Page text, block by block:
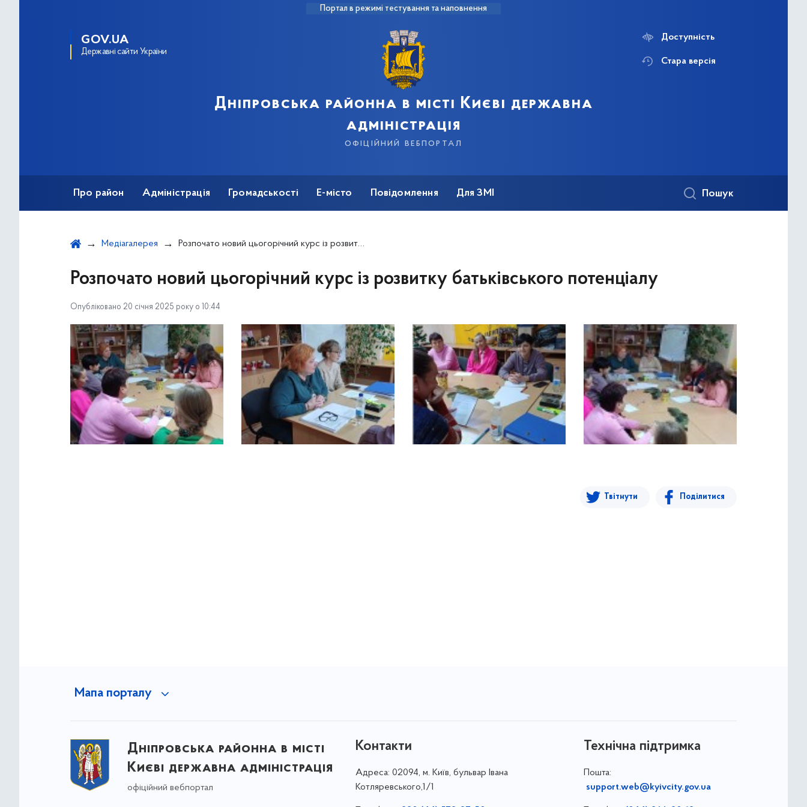
Портал в режимі тестування та наповнення
GOV.UA
Державні сайти України
Дніпровська районна в місті Києві державна
адміністрація
офіційний вебпортал
Доступність
Стара версія
Про район Адміністрація Громадськості Е-місто Повідомлення Для ЗМІ Пошук
Медіагалерея Розпочато новий цьогорічний курс із розвитку батьківського потенціалу
Розпочато новий цьогорічний курс із розвитку батьківського потенціалу
Опубліковано 20 січня 2025 року о 10:44
Твітнути Поділитися
Мапа порталу
Дніпровська районна в місті
Києві державна адміністрація
офіційний вебпортал
Контакти
Адреса: 02094, м. Київ, бульвар Івана
Котляревського,1/1
Технічна підтримка
Пошта:
support.web@kyivcity.gov.ua